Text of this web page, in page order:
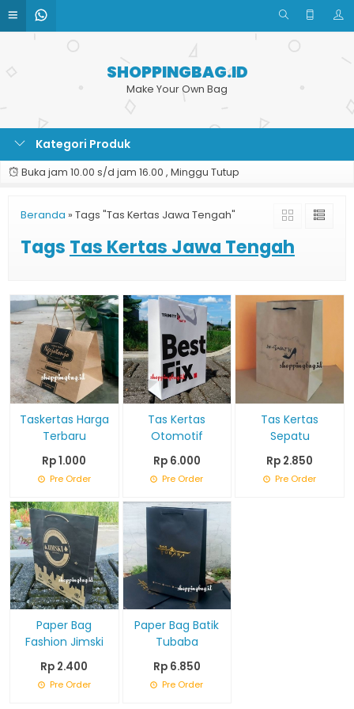
SHOPPINGBAG.ID
Make Your Own Bag
Kategori Produk
Buka jam 10.00 s/d jam 16.00 , Minggu Tutup
Beranda » Tags "Tas Kertas Jawa Tengah"
Tags Tas Kertas Jawa Tengah
Taskertas Harga
Terbaru
Rp 1.000
Pre Order
Tas Kertas
Otomotif
Rp 6.000
Pre Order
Tas Kertas
Sepatu
Rp 2.850
Pre Order
Paper Bag
Fashion Jimski
Rp 2.400
Pre Order
Paper Bag Batik
Tubaba
Rp 6.850
Pre Order